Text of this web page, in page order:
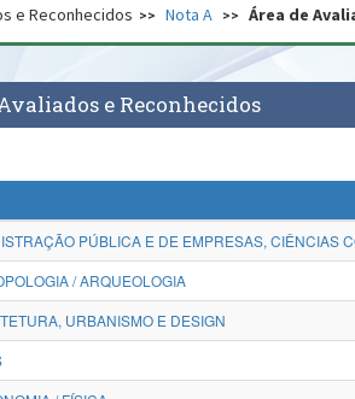
Gabinete de Segurança
e Reconhecidos Nota A Área de
e Reconhecidos
PÚBLICA E DE EMPRESAS, CIÊNCIAS
/ ARQUEOLOGIA
URBANISMO E DESIGN